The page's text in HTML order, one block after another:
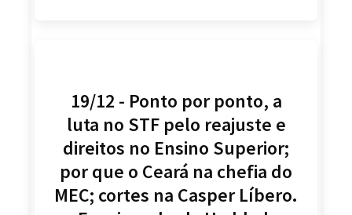
19/12 - Ponto por ponto, a
luta no STF pelo reajuste e
direitos no Ensino Superior;
por que o Ceará na chefia do
MEC; cortes na Casper Líbero.